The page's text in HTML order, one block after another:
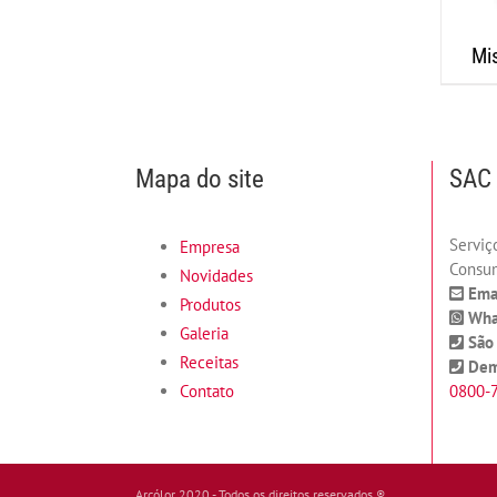
Mapa do site
Empresa
Novidades
Produtos
Galeria
Receitas
Contato
São
0800-